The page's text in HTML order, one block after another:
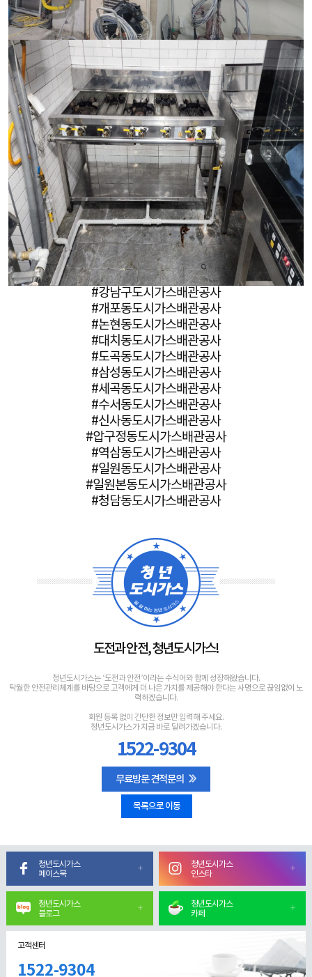
#강남구도시가스배관공사
#개포동도시가스배관공사
#논현동도시가스배관공사
#대치동도시가스배관공사
#도곡동도시가스배관공사
#삼성동도시가스배관공사
#세곡동도시가스배관공사
#수서동도시가스배관공사
#신사동도시가스배관공사
#압구정동도시가스배관공사
#역삼동도시가스배관공사
#일원동도시가스배관공사
#일원본동도시가스배관공사
#청담동도시가스배관공사
도전과 안전, 청년도시가스!
청년도시가스는 ‘도전과 안전’이라는 수식어와 함께 성장해왔습니다.
탁월한 안전관리체계를 바탕으로 고객에게 더 나은 가치를 제공해야 한다는 사명으로 끊임없이 노
력하겠습니다.
회원 등록 없이 간단한 정보만 입력해 주세요.
청년도시가스가 지금 바로 달려가겠습니다.
1522-9304
무료방문 견적문의
목록으로 이동
청년도시가스
페이스북
청년도시가스
인스타
청년도시가스
블로그
청년도시가스
카페
고객센터
1522-9304